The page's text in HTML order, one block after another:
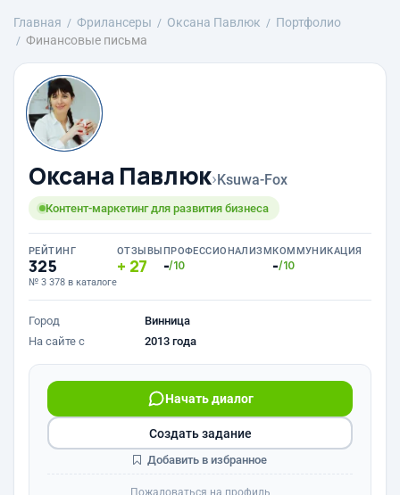
Главная Фрилансеры Оксана Павлюк
Портфолио
Финансовые письма
Оксана Павлюк›Ksuwa-Fox
Контент-маркетинг для развития бизнеса
РЕЙТИНГ
325
№ 3 378 в каталоге
ОТЗЫВЫ
27
ПРОФЕССИОНАЛИЗМ
-/10
КОММУНИКАЦИЯ
-/10
Город
Винница
На сайте с
2013 года
Начать диалог
Создать задание
Добавить в избранное
Пожаловаться на профиль